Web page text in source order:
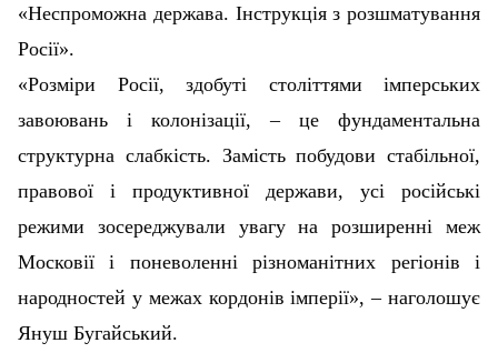
«Неспроможна держава. Інструкція з розшматування
Росії».
«Розміри Росії, здобуті століттями імперських
завоювань і колонізації, – це фундаментальна
структурна слабкість. Замість побудови стабільної,
правової і продуктивної держави, усі російські
режими зосереджували увагу на розширенні меж
Московії і поневоленні різноманітних регіонів і
народностей у межах кордонів імперії», – наголошує
Януш Бугайський.